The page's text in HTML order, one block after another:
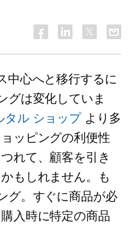
中心へと移行するに
グは変化していま
タルショップより多
ッピングの利便性
れて、顧客を引き
もしれません。も
グ。すぐに商品が必
入時に特定の商品